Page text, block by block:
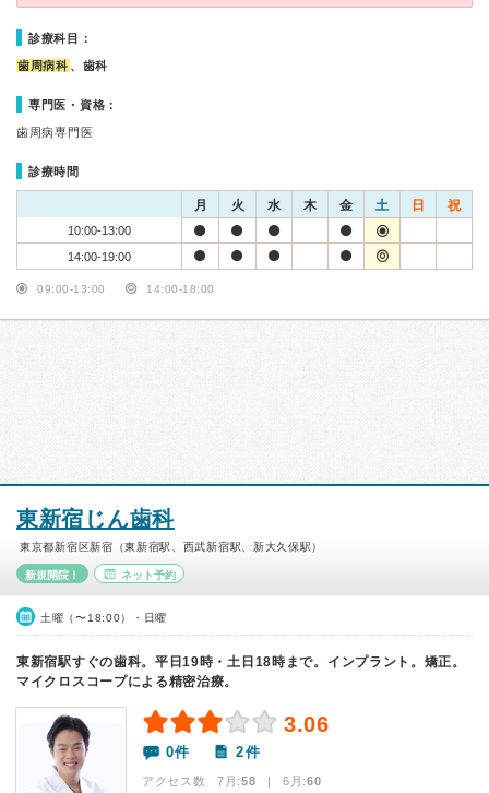
診療科目：
歯周病科 、歯科
専門医・資格：
歯周病専門医
診療時間
月 火 水 木 金 土 日 祝
10:00-13:00
14:00-19:00
09:00-13:00 14:00-18:00
東新宿じん歯科
東京都新宿区新宿（東新宿駅、西武新宿駅、新大久保駅）
新規開院！ ネット予約
土曜（〜18:00）・日曜
東新宿駅すぐの歯科。平日19時・土日18時まで。インプラント。矯正。
マイクロスコープによる精密治療。
3.06
0件 2件
アクセス数 7月:58 | 6月:60